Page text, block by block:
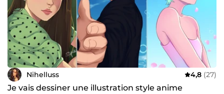
Nihelluss 4,8 (27)
Je vais dessiner une illustration style anime